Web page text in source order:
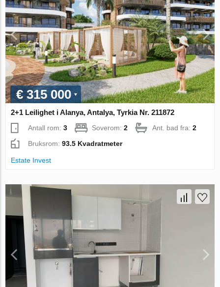
€ 315 000
2+1 Leilighet i Alanya, Antalya, Tyrkia Nr. 211872
Antall rom:3 Soverom:2 Ant. bad fra:2
Bruksrom:93.5 Kvadratmeter
Estate Invest